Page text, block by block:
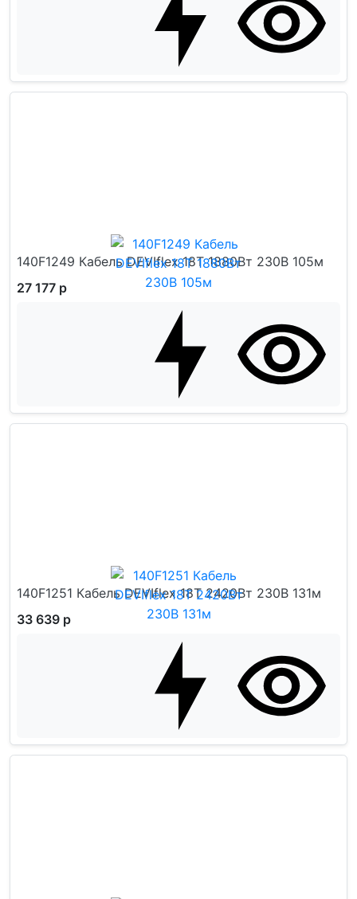
140F1249 Кабель DEVIflex 18T 1880Вт 230В 105м
27 177 р
140F1251 Кабель DEVIflex 18T 2420Вт 230В 131м
33 639 р